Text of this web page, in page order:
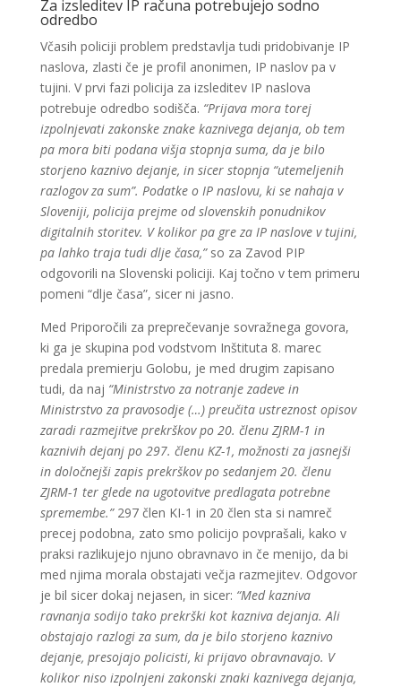
Za izsleditev IP računa potrebujejo sodno
odredbo
Včasih policiji problem predstavlja tudi pridobivanje IP
naslova, zlasti če je profil anonimen, IP naslov pa v
tujini. V prvi fazi policija za izsleditev IP naslova
potrebuje odredbo sodišča. “Prijava mora torej
izpolnjevati zakonske znake kaznivega dejanja, ob tem
pa mora biti podana višja stopnja suma, da je bilo
storjeno kaznivo dejanje, in sicer stopnja “utemeljenih
razlogov za sum”. Podatke o IP naslovu, ki se nahaja v
Sloveniji, policija prejme od slovenskih ponudnikov
digitalnih storitev. V kolikor pa gre za IP naslove v tujini,
pa lahko traja tudi dlje časa,” so za Zavod PIP
odgovorili na Slovenski policiji. Kaj točno v tem primeru
pomeni “dlje časa”, sicer ni jasno.
Med Priporočili za preprečevanje sovražnega govora,
ki ga je skupina pod vodstvom Inštituta 8. marec
predala premierju Golobu, je med drugim zapisano
tudi, da naj “Ministrstvo za notranje zadeve in
Ministrstvo za pravosodje (…) preučita ustreznost opisov
zaradi razmejitve prekrškov po 20. členu ZJRM-1 in
kaznivih dejanj po 297. členu KZ-1, možnosti za jasnejši
in določnejši zapis prekrškov po sedanjem 20. členu
ZJRM-1 ter glede na ugotovitve predlagata potrebne
spremembe.”297 člen KI-1 in 20 člen sta si namreč
precej podobna, zato smo policijo povprašali, kako v
praksi razlikujejo njuno obravnavo in če menijo, da bi
med njima morala obstajati večja razmejitev. Odgovor
je bil sicer dokaj nejasen, in sicer: “Med kazniva
ravnanja sodijo tako prekrški kot kazniva dejanja. Ali
obstajajo razlogi za sum, da je bilo storjeno kaznivo
dejanje, presojajo policisti, ki prijavo obravnavajo. V
kolikor niso izpolnjeni zakonski znaki kaznivega dejanja,